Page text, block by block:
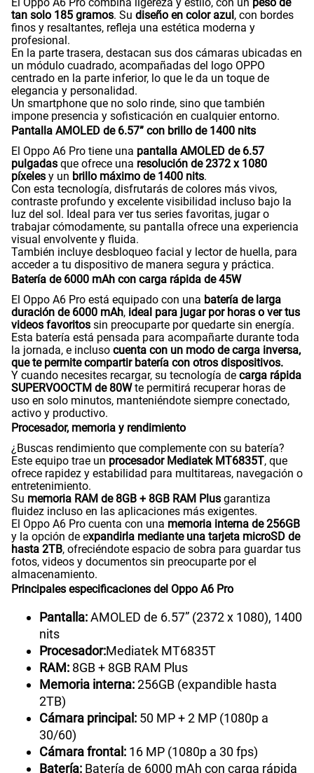
El Oppo A6 Pro combina ligereza y estilo, con un peso de
tan solo 185 gramos. Su diseño en color azul , con bordes
finos y resaltantes, refleja una estética moderna y
profesional.
En la parte trasera, destacan sus dos cámaras ubicadas en
un módulo cuadrado, acompañadas del logo OPPO
centrado en la parte inferior, lo que le da un toque de
elegancia y personalidad.
Un smartphone que no solo rinde, sino que también
impone presencia y sofisticación en cualquier entorno.
Pantalla AMOLED de 6.57” con brillo de 1400 nits
El Oppo A6 Pro tiene una pantalla AMOLED de 6.57
pulgadas que ofrece una resolución de 2372 x 1080
píxeles y un brillo máximo de 1400 nits.
Con esta tecnología, disfrutarás de colores más vivos,
contraste profundo y excelente visibilidad incluso bajo la
luz del sol. Ideal para ver tus series favoritas, jugar o
trabajar cómodamente, su pantalla ofrece una experiencia
visual envolvente y fluida.
También incluye desbloqueo facial y lector de huella, para
acceder a tu dispositivo de manera segura y práctica.
Batería de 6000 mAh con carga rápida de 45W
El Oppo A6 Pro está equipado con una batería de larga
duración de 6000 mAh, ideal para jugar por horas o ver tus
videos favoritos sin preocuparte por quedarte sin energía.
Esta batería está pensada para acompañarte durante toda
la jornada, e incluso cuenta con un modo de carga inversa,
que te permite compartir batería con otros dispositivos.
Y cuando necesites recargar, su tecnología de carga rápida
SUPERVOOCTM de 80Wte permitirá recuperar horas de
uso en solo minutos, manteniéndote siempre conectado,
activo y productivo.
Procesador, memoria y rendimiento
¿Buscas rendimiento que complemente con su batería?
Este equipo trae un procesador Mediatek MT6835T, que
ofrece rapidez y estabilidad para multitareas, navegación o
entretenimiento.
Su memoria RAM de 8GB + 8GB RAM Plus garantiza
fluidez incluso en las aplicaciones más exigentes.
El Oppo A6 Pro cuenta con una memoria interna de 256GB
y la opción de expandirla mediante una tarjeta microSD de
hasta 2TB, ofreciéndote espacio de sobra para guardar tus
fotos, videos y documentos sin preocuparte por el
almacenamiento.
Principales especificaciones del Oppo A6 Pro
Pantalla:AMOLED de 6.57” (2372 x 1080), 1400
nits
Procesador:Mediatek MT6835T
RAM: 8GB + 8GB RAM Plus
Memoria interna:256GB (expandible hasta
2TB)
Cámara principal: 50 MP + 2 MP (1080p a
30/60)
Cámara frontal: 16 MP (1080p a 30 fps)
Batería: Batería de 6000 mAh con carga rápida